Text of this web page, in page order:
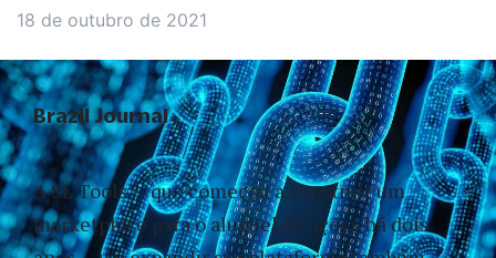
18 de outubro de 2021
A SL Tools — que começou a construir um
marketplace para o aluguel de ações há dois
Brazil Journal